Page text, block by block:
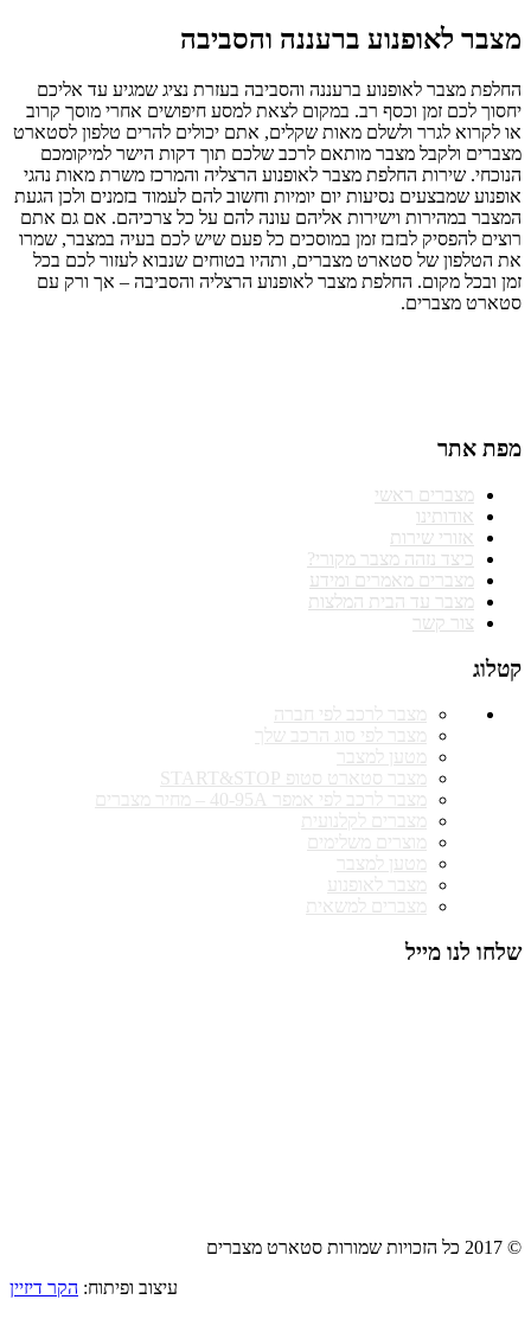
מצבר לאופנוע ברעננה והסביבה
החלפת מצבר לאופנוע ברעננה והסביבה בעזרת נציג שמגיע עד אליכם
יחסוך לכם זמן וכסף רב. במקום לצאת למסע חיפושים אחרי מוסך קרוב
או לקרוא לגרר ולשלם מאות שקלים, אתם יכולים להרים טלפון לסטארט
מצברים ולקבל מצבר מותאם לרכב שלכם תוך דקות הישר למיקומכם
הנוכחי. שירות החלפת מצבר לאופנוע הרצליה והמרכז משרת מאות נהגי
אופנוע שמבצעים נסיעות יום יומיות וחשוב להם לעמוד בזמנים ולכן הגעת
המצבר במהירות וישירות אליהם עונה להם על כל צרכיהם. אם גם אתם
רוצים להפסיק לבזבז זמן במוסכים כל פעם שיש לכם בעיה במצבר, שמרו
את הטלפון של סטארט מצברים, ותהיו בטוחים שנבוא לעזור לכם בכל
זמן ובכל מקום. החלפת מצבר לאופנוע הרצליה והסביבה – אך ורק עם
סטארט מצברים.
מפת אתר
מצברים ראשי
אודותינו
אזורי שירות
כיצד נזהה מצבר מקורי?
מצברים מאמרים ומידע
מצבר עד הבית המלצות
צור קשר
קטלוג
מצבר לרכב לפי חברה
מצבר לפי סוג הרכב שלך
מטען למצבר
מצבר סטארט סטופ START&STOP
מצבר לרכב לפי אמפר 40-95A – מחיר מצברים
מצברים לקלנועית
מוצרים משלימים
מטען למצבר
מצבר לאופנוע
מצברים למשאית
שלחו לנו מייל
© 2017 כל הזכויות שמורות סטארט מצברים
עיצוב ופיתוח: הקר דיזיין